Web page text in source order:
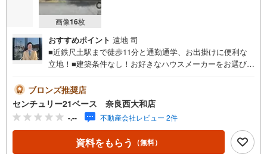
画像16枚
おすすめポイント 遠地 司
■近鉄尺土駅まで徒歩11分と通勤通学、お出掛けに便利な
立地！■建築条件なし！お好きなハウスメーカーをお選び頂
お仕事終わりのお時間でもご見学可！・今から見たい！と
いうお声にもご対応できます！◇住宅ローンもお任せくだ
さい！◇・提携銀行多数あり（地方銀行・都市銀行・信用
金庫etc）・優遇後適用金利 0.875％～（審査内容により異
なります）--- ◇◇ Yahoo！不動産キャンペーン対象店舗 ◇
◇ ----当店で物件を成約いただくとPayPayボーナスライト
ブロンズ推奨店
センチュリー21ベース 奈良西大和店
-.-- 不動産会社レビュー 2件
資料をもらう （無料）